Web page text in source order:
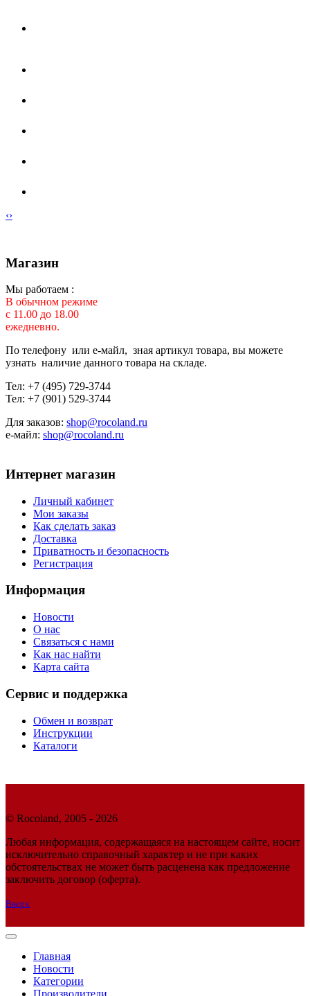
‹›
Магазин
Мы работаем :
В обычном режиме
с 11.00 до 18.00
ежедневно.
По телефону или е-майл, зная артикул товара, вы можете
узнать наличие данного товара на складе.
Тел: +7 (495) 729-3744
Тел: +7 (901) 529-3744
Для заказов: shop@rocoland.ru
е-майл: shop@rocoland.ru
Интернет магазин
Личный кабинет
Мои заказы
Как сделать заказ
Доставка
Приватность и безопасность
Регистрация
Информация
Новости
О нас
Связаться с нами
Как нас найти
Карта сайта
Сервис и поддержка
Обмен и возврат
Инструкции
Каталоги
© Rocoland, 2005 - 2026
Любая информация, содержащаяся на настоящем сайте, носит
исключительно справочный характер и не при каких
обстоятельствах не может быть расценена как предложение
заключить договор (оферта).
Вверх
Главная
Новости
Категории
Производители